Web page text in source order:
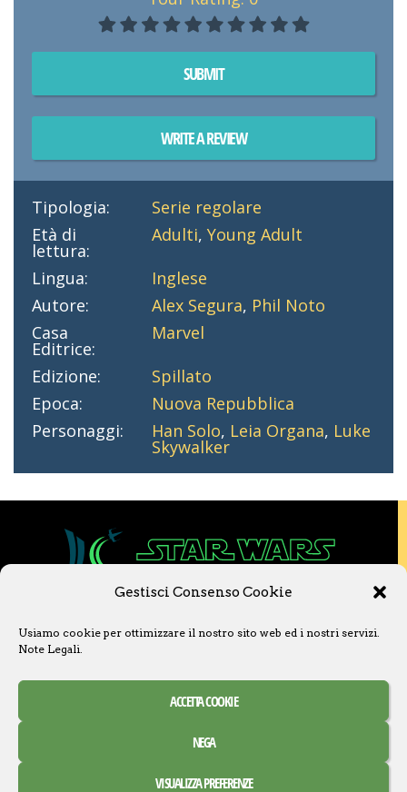
Gestisci Consenso Cookie
Usiamo cookie per ottimizzare il nostro sito web ed i nostri servizi.
Note Legali.
ACCETTA COOKIE
NEGA
VISUALIZZA PREFERENZE
SUBMIT
WRITE A REVIEW
Tipologia:
Serie regolare
Età di
lettura:
Adulti,Young Adult
Lingua:
Inglese
Autore:
Alex Segura, Phil Noto
Casa
Editrice:
Marvel
Edizione:
Spillato
Epoca:
Nuova Repubblica
Personaggi:
Han Solo, Leia Organa, Luke
Skywalker
Questo sito non è collegato a Lucasfilm LTD o
a The Walt Disney Company o ad altre
Ogni nome, titolo, immagine o qualsiasi altra
forma, appartiene ai propri detentori.
Creative Commons Attribuzione – Non commerciale –